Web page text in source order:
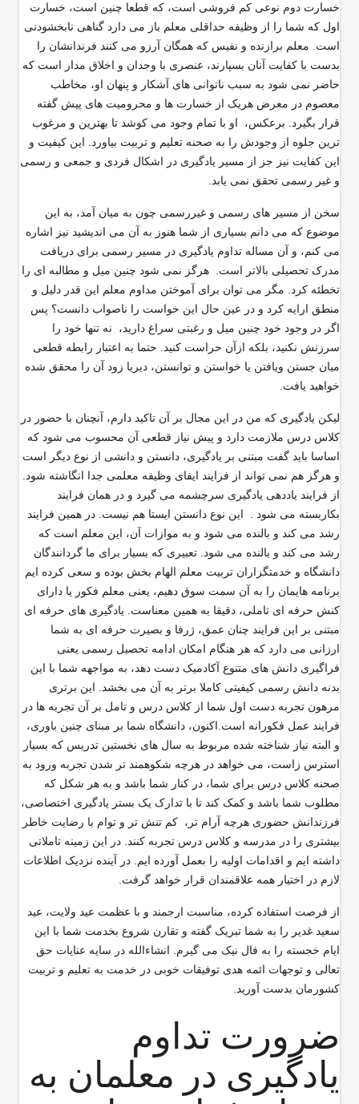
خسارت دوم نوعی کم فروشی است، که قطعا چنین است، خسارت
اول که شما را از وظیفه حداقلی معلم باز می دارد گناهی نابخشودنی
است. معلم برازنده و نفیس که همگان آرزو می کنند فرندانشان را
بدست با کفایت آنان بسپارند، عنصری با وجدان و اخلاق مدار است که
حاضر نمی شود به سبب ناتوانی های آشکار و پنهان او، مخاطب
معصوم در معرض هریک از خسارت ها و محرومیت های پیش گفته
قرار بگیرد. برعکس، او با تمام وجود می کوشد تا بهترین و مرغوب
ترین جلوه از وجودش را به صحنه تعلیم و تربیت بیاورد. این کیفیت و
این کفایت نیز جز از مسیر یادگیری در اشکال فردی و جمعی و رسمی
و غیر رسمی تحقق نمی یابد
سخن از مسیر های رسمی و غیررسمی چون به میان آمد، به این
موضوع که می دانم بسیاری از شما هنوز به آن می اندیشید نیز اشاره
می کنم، و آن مساله تداوم یادگیری در مسیر رسمی برای دریافت
مدرک تحصیلی بالاتر است. هرگز نمی شود چنین میل و مطالبه ای را
تخطئه کرد. مگر می توان برای آموختن مداوم معلم این قدر دلیل و
منطق ارایه کرد و در عین حال این خواست را ناصواب دانست؟ پس
اگر در وجود خود چنین میل و رغبتی سراغ دارید، نه تنها خود را
سرزنش نکنید، بلکه ازآن حراست کنید. حتما به اعتبار رابطه قطعی
میان جستن ویافتن یا خواستن و توانستن، دیریا زود آن را محقق شده
خواهید یافت
لیکن یادگیری که من در این مجال بر آن تاکید دارم، آنچنان با حضور در
کلاس درس ملازمت دارد و پیش نیاز قطعی آن محسوب می شود که
اساسا باید گفت مبتنی بر یادگیری، دانستن و دانشی از نوع دیگر است
و هرگز هم نمی تواند از فرایند ایفای وظیفه معلمی جدا انگاشته شود.
از فرایند یاددهی یادگیری سرچشمه می گیرد و در همان فرایند
بکاربسته می شود . این نوع دانستن ایستا هم نیست. در همین فرایند
رشد می کند و بالنده می شود و به موازات آن، این معلم است که
رشد می کند و بالنده می شود. تعبیری که بسیار برای ما گردانندگان
دانشگاه و خدمتگزاران تربیت معلم الهام بخش بوده و سعی کرده ایم
برنامه هایمان را به آن سمت سوق دهیم، یعنی معلم فکور یا دارای
کنش حرفه ای تاملی، دقیقا به همین معناست. یادگیری های حرفه ای
مبتنی بر این فرایند چنان عمق، ژرفا و بصیرت حرفه ای به شما
ارزانی می دارد که هر هنگام امکان ادامه تحصیل رسمی یعنی
فراگیری دانش های متنوع آکادمیک دست دهد، به مواجهه شما با این
بدنه دانش رسمی کیفیتی کاملا برتر به آن می بخشد. این برتری
مرهون تجربه دست اول شما از کلاس درس و تامل بر آن تجربه ها در
فرایند عمل فکورانه است.اکنون، دانشگاه شما بر مبنای چنین باوری،
و البته نیاز شناخته شده مربوط به سال های نخستین تدریس که بسیار
استرس زاست، می خواهد در هرچه شکوهمند تر شدن تجربه ورود به
صحنه کلاس درس برای شما، در کنار شما باشد و به هر شکل که
مطلوب شما باشد و کمک کند تا با تدارک یک بستر یادگیری اختصاصی،
فرزندانش حضوری هرچه آرام تر، کم تنش تر و توام با رضایت خاطر
بیشتری را در مدرسه و کلاس درس تجربه کنند. در این زمینه تاملاتی
داشته ایم و اقدامات اولیه را بعمل آورده ایم. در آینده نزدیک اطلاعات
لازم در اختیار همه علاقمندان قرار خواهد گرفت
از فرصت استفاده کرده، مناسبت ارجمند و با عظمت عید ولایت، عید
سعید غدیر را به شما تبریک گفته و تقارن شروع بخدمت شما با این
ایام خجسته را به فال نیک می گیرم. انشاءالله در سایه عنایات حق
تعالی و توجهات ائمه هدی توفیقات خوبی در خدمت به تعلیم و تربیت
کشورمان بدست آورید
ضرورت تداوم
یادگیری در معلمان به